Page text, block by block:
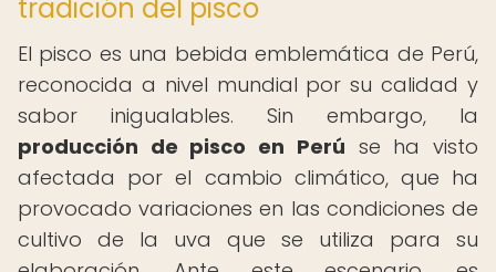
tradición del pisco
El pisco es una bebida emblemática de Perú,
reconocida a nivel mundial por su calidad y
sabor inigualables. Sin embargo, la
producción de pisco en Perú se ha visto
afectada por el cambio climático, que ha
provocado variaciones en las condiciones de
cultivo de la uva que se utiliza para su